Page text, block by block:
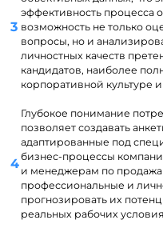
эффективность процесса
возможность не только
вопросы, но и
личностных качеств
кандидатов, наиболее
корпоративной культуре
Глубокое понимание
позволяет создавать
адаптированные под
бизнес-процессы
и менеджерам по
профессиональные и
прогнозировать их
реальных рабочих